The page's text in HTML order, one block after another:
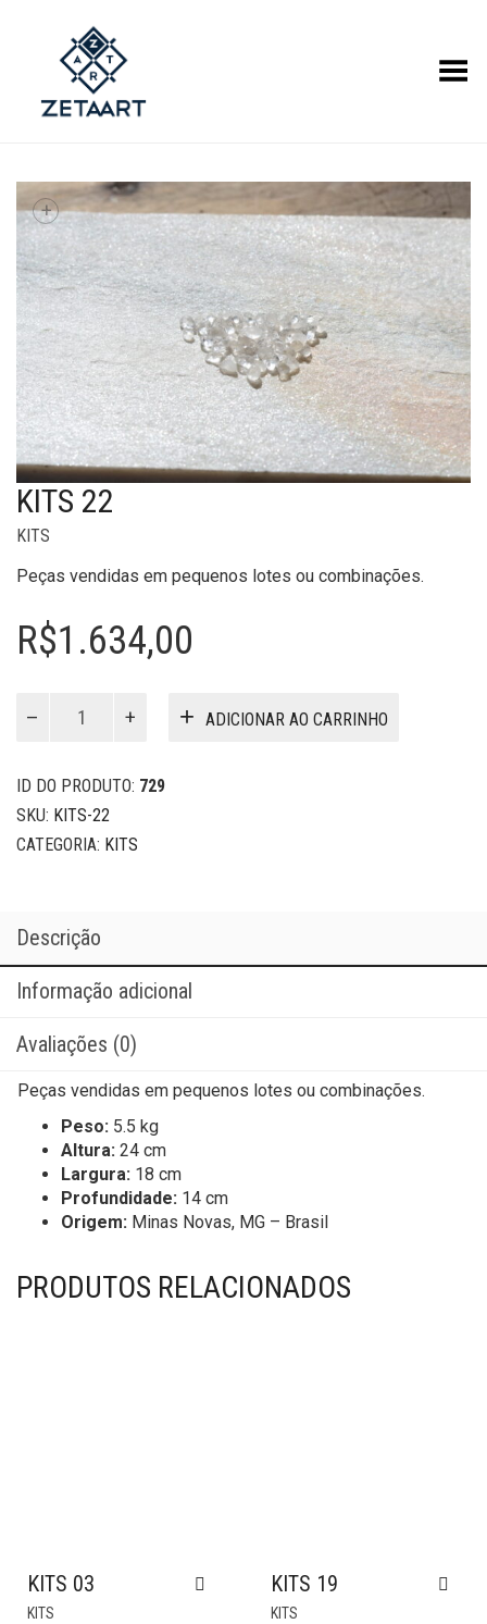
Alternar Menu
+
KITS 22
KITS
Peças vendidas em pequenos lotes ou combinações.
R$1.634,00
ADICIONAR AO CARRINHO
ID DO PRODUTO: 729
SKU: KITS-22
CATEGORIA: KITS
Descrição
Informação adicional
Avaliações (0)
Peças vendidas em pequenos lotes ou combinações.
Peso: 5.5 kg
Altura: 24 cm
Largura: 18 cm
Profundidade: 14 cm
Origem: Minas Novas, MG – Brasil
PRODUTOS RELACIONADOS
KITS 03
KITS
KITS 19
KITS